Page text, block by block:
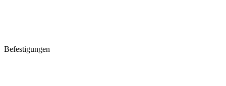
Befestigungen